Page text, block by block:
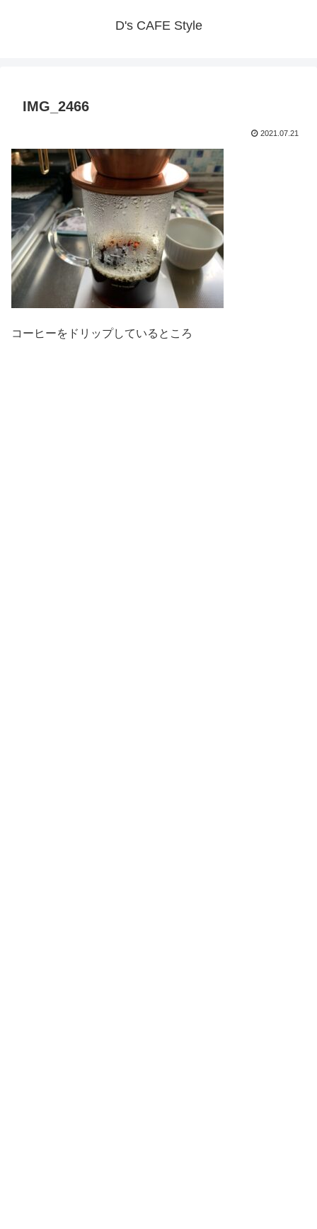
D's CAFE Style
IMG_2466
2021.07.21
コーヒーをドリップしているところ